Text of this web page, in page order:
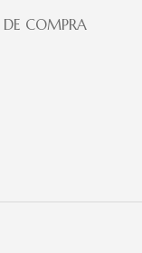
COMPRA